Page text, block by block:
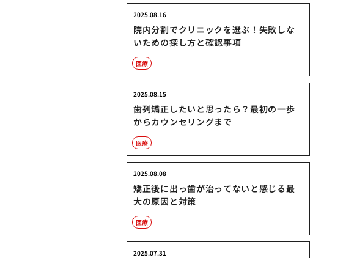
院内分割でクリニックを選ぶ！失敗しな
いための探し方と確認事項
2025.08.16
医療
歯列矯正したいと思ったら？最初の一歩
からカウンセリングまで
2025.08.15
医療
矯正後に出っ歯が治ってないと感じる最
大の原因と対策
2025.08.08
医療
2025.07.31